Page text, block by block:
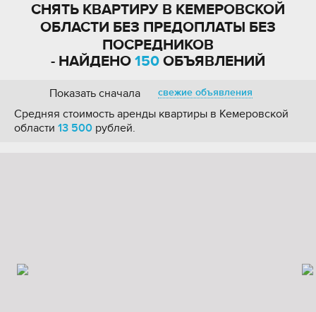
СНЯТЬ КВАРТИРУ В КЕМЕРОВСКОЙ
ОБЛАСТИ БЕЗ ПРЕДОПЛАТЫ БЕЗ
ПОСРЕДНИКОВ
- НАЙДЕНО 150 ОБЪЯВЛЕНИЙ
Показать сначала свежие объявления
Средняя стоимость аренды квартиры в Кемеровской
области 13 500 рублей.